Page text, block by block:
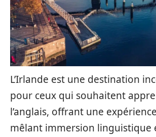
L’Irlande est une destination
pour ceux qui souhaitent
l’anglais, offrant une
mêlant immersion linguistique